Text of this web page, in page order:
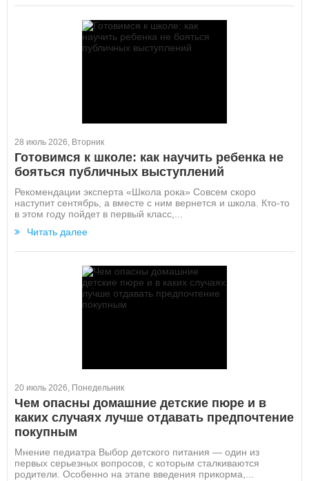
28 июль 2026, Вторник
Готовимся к школе: как научить ребенка не
бояться публичных выступлений
Рекомендации эксперта «Школа рока» Совсем скоро
наступит сентябрь, а вместе с ним вернется и школа. Кто-то
в этом году пойдет в первый класс,...
Читать далее
20 июль 2026, Понедельник
Чем опасны домашние детские пюре и в
каких случаях лучше отдавать предпочтение
покупным
Мнение педиатра Выбор детского питания — один из
первых серьезных вопросов, с которым сталкиваются
родители. Особенно на этапе введения прикорма,...